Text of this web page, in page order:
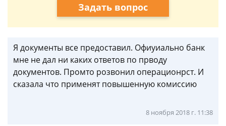
Задать вопрос
Я документы все предоставил. Офиуиально банк
мне не дал ни каких ответов по прводу
документов. Промто розвонил операционрст. И
сказала что применят повышенную комиссию
8 ноября 2018 г. 11:38